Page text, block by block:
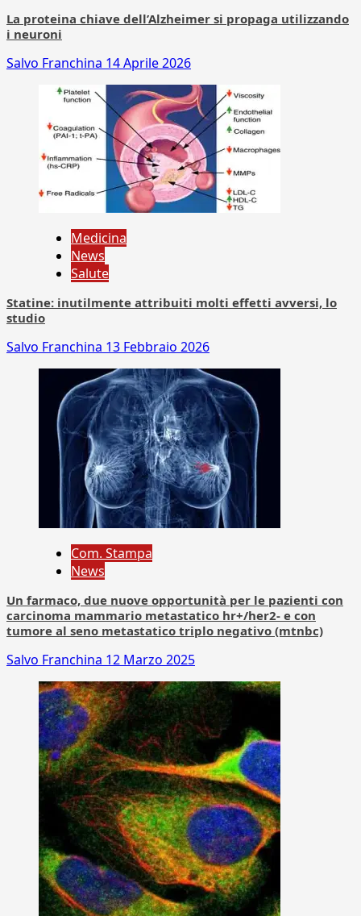
La proteina chiave dell’Alzheimer si propaga utilizzando
i neuroni
Salvo Franchina 14 Aprile 2026
Medicina
News
Salute
Statine: inutilmente attribuiti molti effetti avversi, lo
studio
Salvo Franchina 13 Febbraio 2026
Com. Stampa
News
Un farmaco, due nuove opportunità per le pazienti con
carcinoma mammario metastatico hr+/her2- e con
tumore al seno metastatico triplo negativo (mtnbc)
Salvo Franchina 12 Marzo 2025